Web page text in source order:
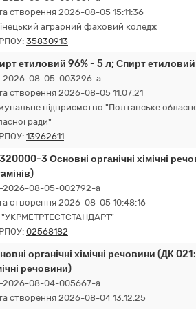
створення 2026-08-05 15:11:36
аграрний фаховий коледж
35830913
етиловий 96% - 5 л; Спирт
2026-08-05-003296-a
створення 2026-08-05 11:07:21
підприємство "Полтавське
ради"
13962611
3 Основні органічні хімічні
2026-08-05-002792-a
створення 2026-08-05 10:48:16
02568182
органічні хімічні речовини (ДК
речовини)
2026-08-04-005667-a
створення 2026-08-04 13:12:25